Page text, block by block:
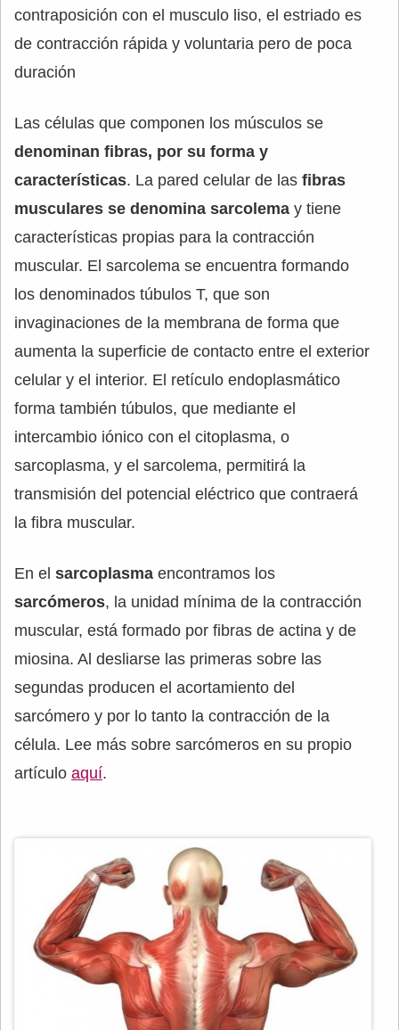
contraposición con el musculo liso, el estriado es
de contracción rápida y voluntaria pero de poca
duración
Las células que componen los músculos se
denominan fibras, por su forma y
características. La pared celular de las fibras
musculares se denomina sarcolema y tiene
características propias para la contracción
muscular. El sarcolema se encuentra formando
los denominados túbulos T, que son
invaginaciones de la membrana de forma que
aumenta la superficie de contacto entre el exterior
celular y el interior. El retículo endoplasmático
forma también túbulos, que mediante el
intercambio iónico con el citoplasma, o
sarcoplasma, y el sarcolema, permitirá la
transmisión del potencial eléctrico que contraerá
la fibra muscular.
En el sarcoplasma encontramos los
sarcómeros, la unidad mínima de la contracción
muscular, está formado por fibras de actina y de
miosina. Al desliarse las primeras sobre las
segundas producen el acortamiento del
sarcómero y por lo tanto la contracción de la
célula. Lee más sobre sarcómeros en su propio
artículo aquí.